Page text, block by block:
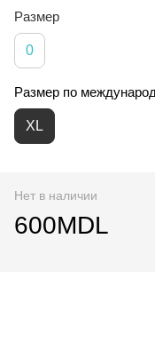
Размер
0
Размер по
XL
Нет в наличии
600MDL